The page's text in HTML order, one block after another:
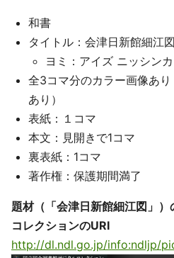
和書
タイトル：会津日新館細江図
ヨミ：アイズ ニッシン
全3コマ分のカラー画像あ
あり）
表紙：１コマ
本文：見開きで1コマ
裏表紙：1コマ
著作権：保護期間満了
題材（「会津日新館細江図」
コレクションのURI
http://dl.ndl.go.jp/info:ndljp/